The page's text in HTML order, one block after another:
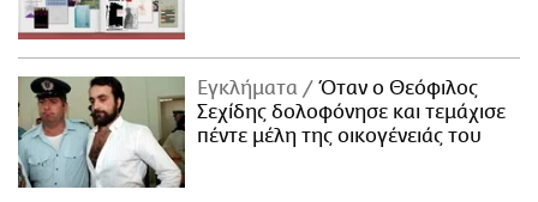
Εγκλήματα
Όταν ο Θεόφιλος
Σεχίδης δολοφόνησε και τεμάχισε
πέντε μέλη της οικογένειάς του